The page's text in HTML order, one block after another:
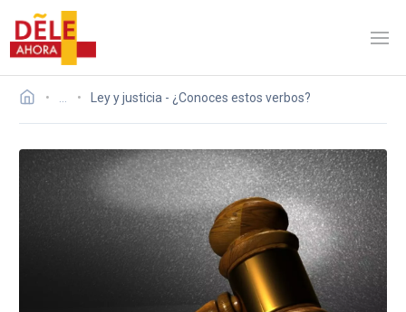
Ley y justicia - ¿Conoces estos verbos?